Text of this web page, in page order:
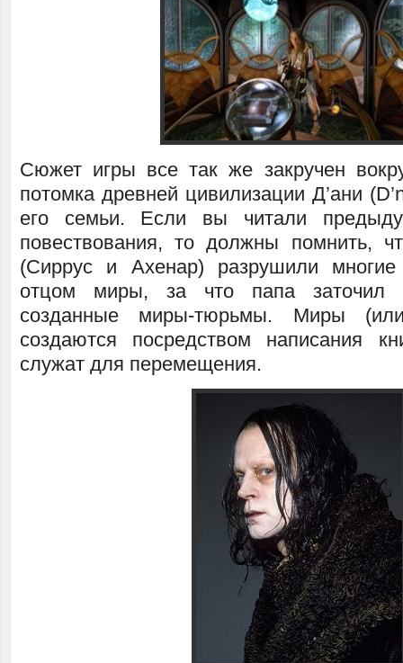
Сюжет игры все так же закручен
потомка древней цивилизации Д’ани
его семьи. Если вы читали
повествования, то должны помнить,
(Сиррус и Ахенар) разрушили
отцом миры, за что папа заточил
созданные миры-тюрьмы. Миры
создаются посредством написания
служат для перемещения.